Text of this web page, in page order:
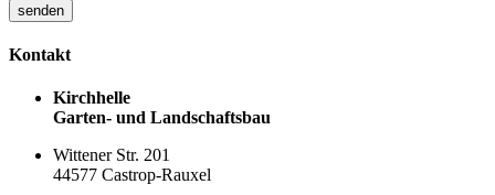
Kontakt
Kirchhelle
Garten- und Landschaftsbau
Wittener Str. 201
44577 Castrop-Rauxel